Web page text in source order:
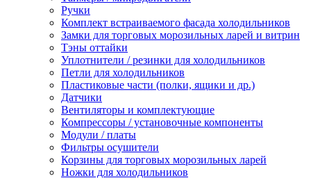
Ручки
Комплект встраиваемого фасада холодильников
Замки для торговых морозильных ларей и витрин
Тэны оттайки
Уплотнители / резинки для холодильников
Петли для холодильников
Пластиковые части (полки, ящики и др.)
Датчики
Вентиляторы и комплектующие
Компрессоры / установочные компоненты
Модули / платы
Фильтры осушители
Корзины для торговых морозильных ларей
Ножки для холодильников